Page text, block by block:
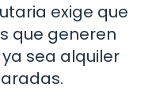
exige que
que generen
sea alquiler